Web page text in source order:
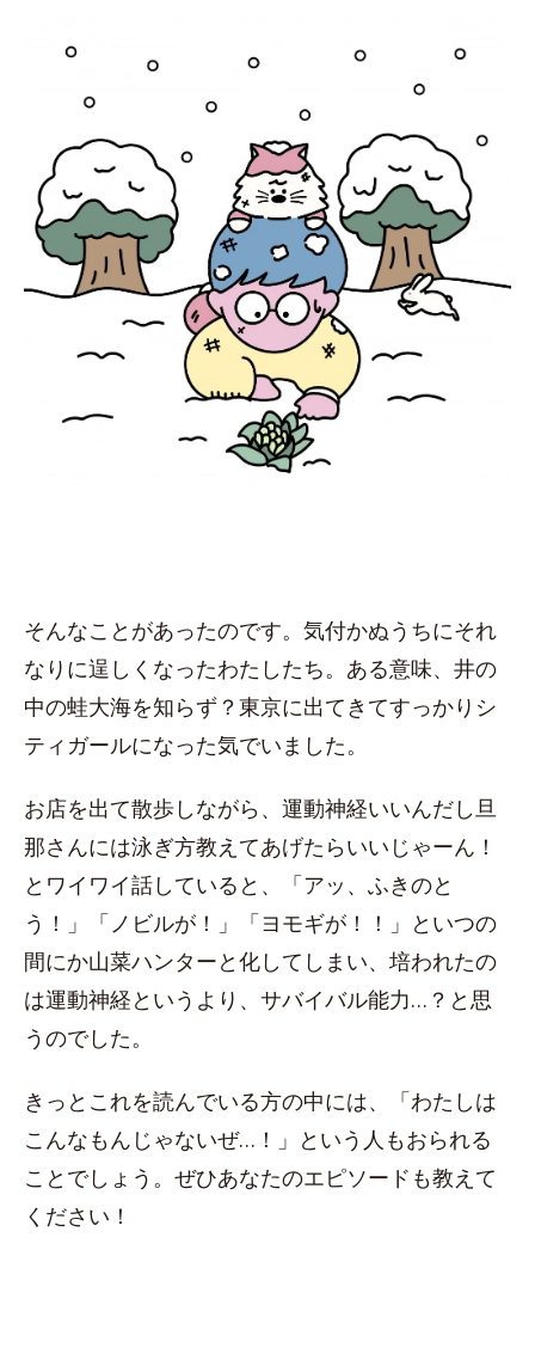
そんなことがあったのです。気付かぬうちにそれ
なりに逞しくなったわたしたち。ある意味、井の
中の蛙大海を知らず？東京に出てきてすっかりシ
ティガールになった気でいました。
お店を出て散歩しながら、運動神経いいんだし旦
那さんには泳ぎ方教えてあげたらいいじゃーん！
とワイワイ話していると、「アッ、ふきのと
う！」「ノビルが！」「ヨモギが！！」といつの
間にか山菜ハンターと化してしまい、培われたの
は運動神経というより、サバイバル能力…？と思
うのでした。
きっとこれを読んでいる方の中には、「わたしは
こんなもんじゃないぜ…！」という人もおられる
ことでしょう。ぜひあなたのエピソードも教えて
ください！